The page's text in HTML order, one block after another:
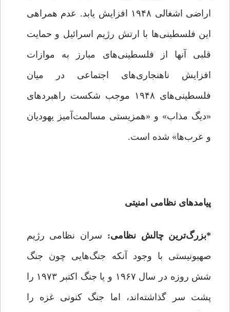
اراضی اشغالی ۱۹۴۸ افزایش یابد. عدم همراهی
این فلسطینی‌ها با ارتش رژیم اسرائیل و حمایت
قلبی آنها از فلسطینی‌های مبارز به موازات
افزایش ناهنجاری‌های اجتماعی در میان
فلسطینی‌های ۱۹۴۸ موجب شکست راهبردهای
«دیگ مذاب» و «همزیستی مسالمت‌آمیز یهودیان
و عرب‌ها» شده است.
پیامدهای نظامی امنیتی
*بزرگ‌ترین چالش نظامی: سران نظامی رژیم
صهیونیستی با وجود آنکه جنگ‌هایی چون جنگ
شش روزه در سال ۱۹۶۷ و یا جنگ اکتبر ۱۹۷۳ را
پشت سر گذاشته‌اند، اما جنگ کنونی غزه را